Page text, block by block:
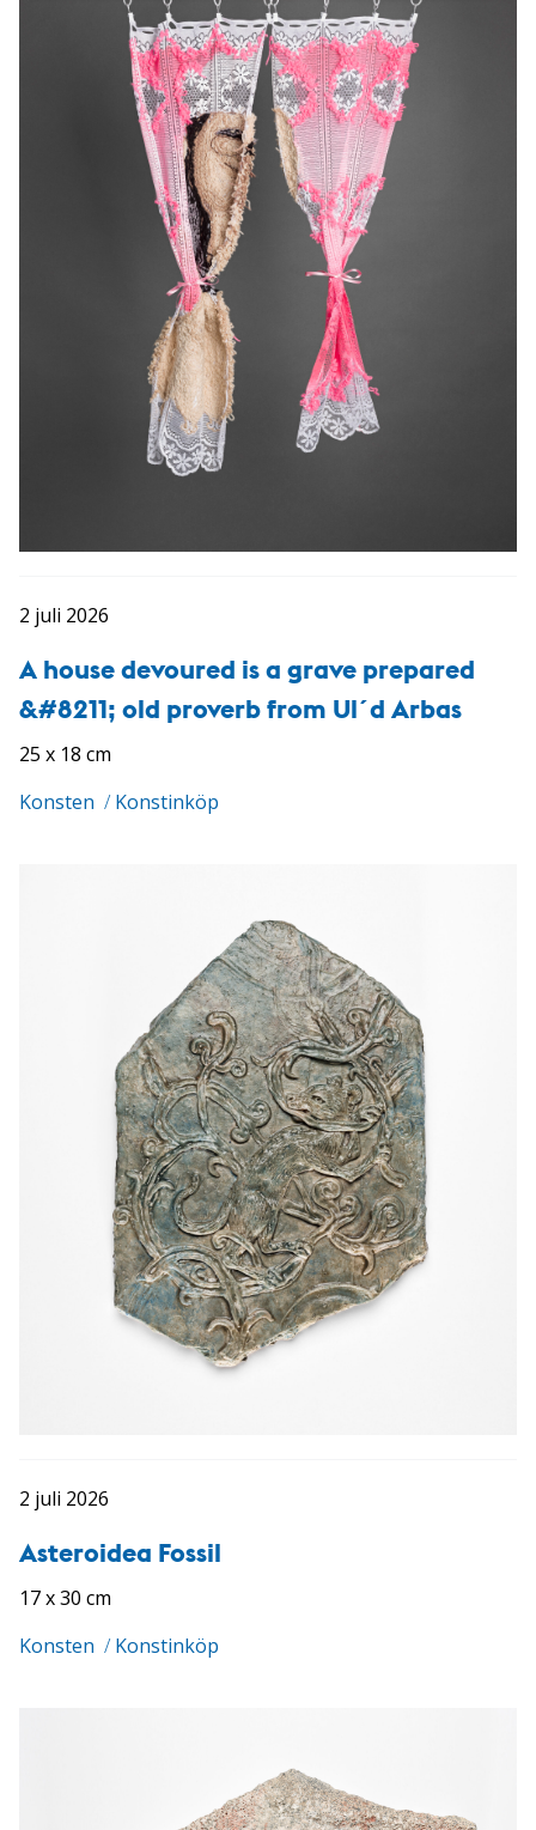
2 juli 2026
A house devoured is a grave prepared
&#8211; old proverb from Ul´d Arbas
25 x 18 cm
Konsten / Konstinköp
2 juli 2026
Asteroidea Fossil
17 x 30 cm
Konsten / Konstinköp